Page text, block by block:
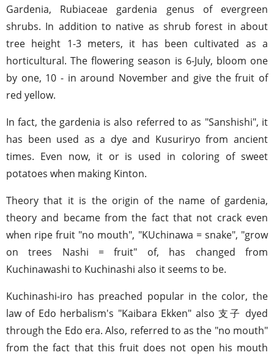
Gardenia, Rubiaceae gardenia genus of evergreen
shrubs. In addition to native as shrub forest in about
tree height 1-3 meters, it has been cultivated as a
horticultural. The flowering season is 6-July, bloom one
by one, 10 - in around November and give the fruit of
red yellow.
In fact, the gardenia is also referred to as "Sanshishi", it
has been used as a dye and Kusuriryo from ancient
times. Even now, it or is used in coloring of sweet
potatoes when making Kinton.
Theory that it is the origin of the name of gardenia,
theory and became from the fact that not crack even
when ripe fruit "no mouth", "KUchinawa = snake", "grow
on trees Nashi = fruit" of, has changed from
Kuchinawashi to Kuchinashi also it seems to be.
Kuchinashi-iro has preached popular in the color, the
law of Edo herbalism's "Kaibara Ekken" also 支子 dyed
through the Edo era. Also, referred to as the "no mouth"
from the fact that this fruit does not open his mouth